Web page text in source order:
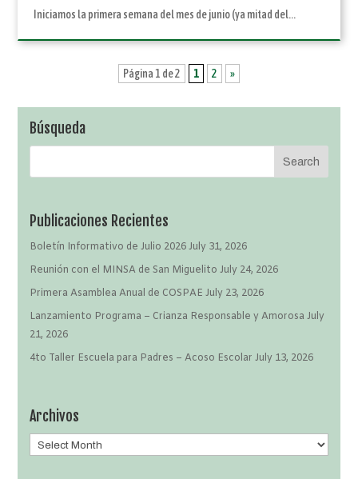
Iniciamos la primera semana del mes de junio (ya mitad del...
Página 1 de 2 1 2 »
Búsqueda
Publicaciones Recientes
Boletín Informativo de Julio 2026 July 31, 2026
Reunión con el MINSA de San Miguelito July 24, 2026
Primera Asamblea Anual de COSPAE July 23, 2026
Lanzamiento Programa – Crianza Responsable y Amorosa July
21, 2026
4to Taller Escuela para Padres – Acoso Escolar July 13, 2026
Archivos
Archivos